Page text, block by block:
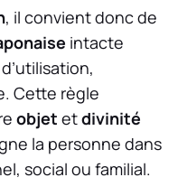
, il convient donc de
intacte
Cette règle
objet etdivinité
la personne dans
social ou familial.